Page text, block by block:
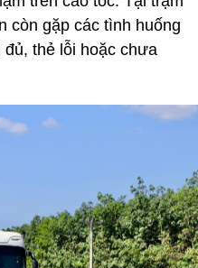
còn gặp các tình huống
thẻ lỗi hoặc chưa